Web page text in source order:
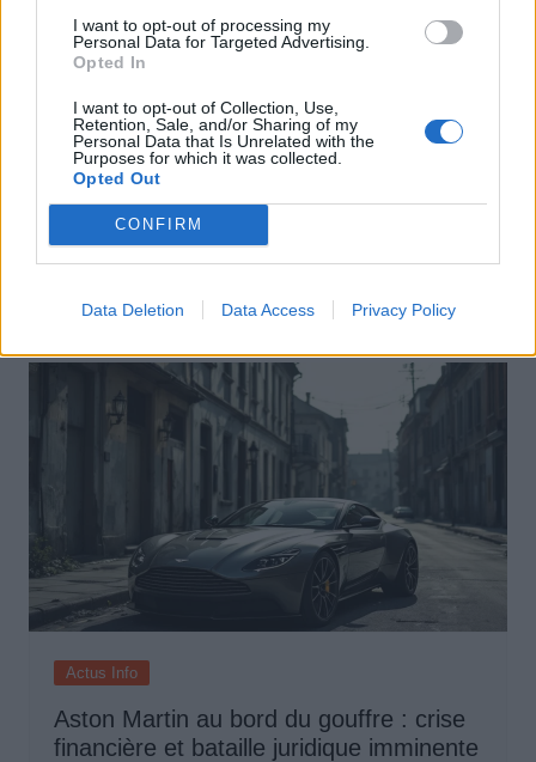
I want to opt-out of processing my
Personal Data for Targeted Advertising.
Opted In
I want to opt-out of Collection, Use,
Retention, Sale, and/or Sharing of my
Personal Data that Is Unrelated with the
Purposes for which it was collected.
Opted Out
CONFIRM
Data Deletion Data Access Privacy Policy
Actus Info
Pourquoi le bouton start/stop disparaît
des voitures électriques
Actus Info
Aston Martin au bord du gouffre : crise
financière et bataille juridique imminente